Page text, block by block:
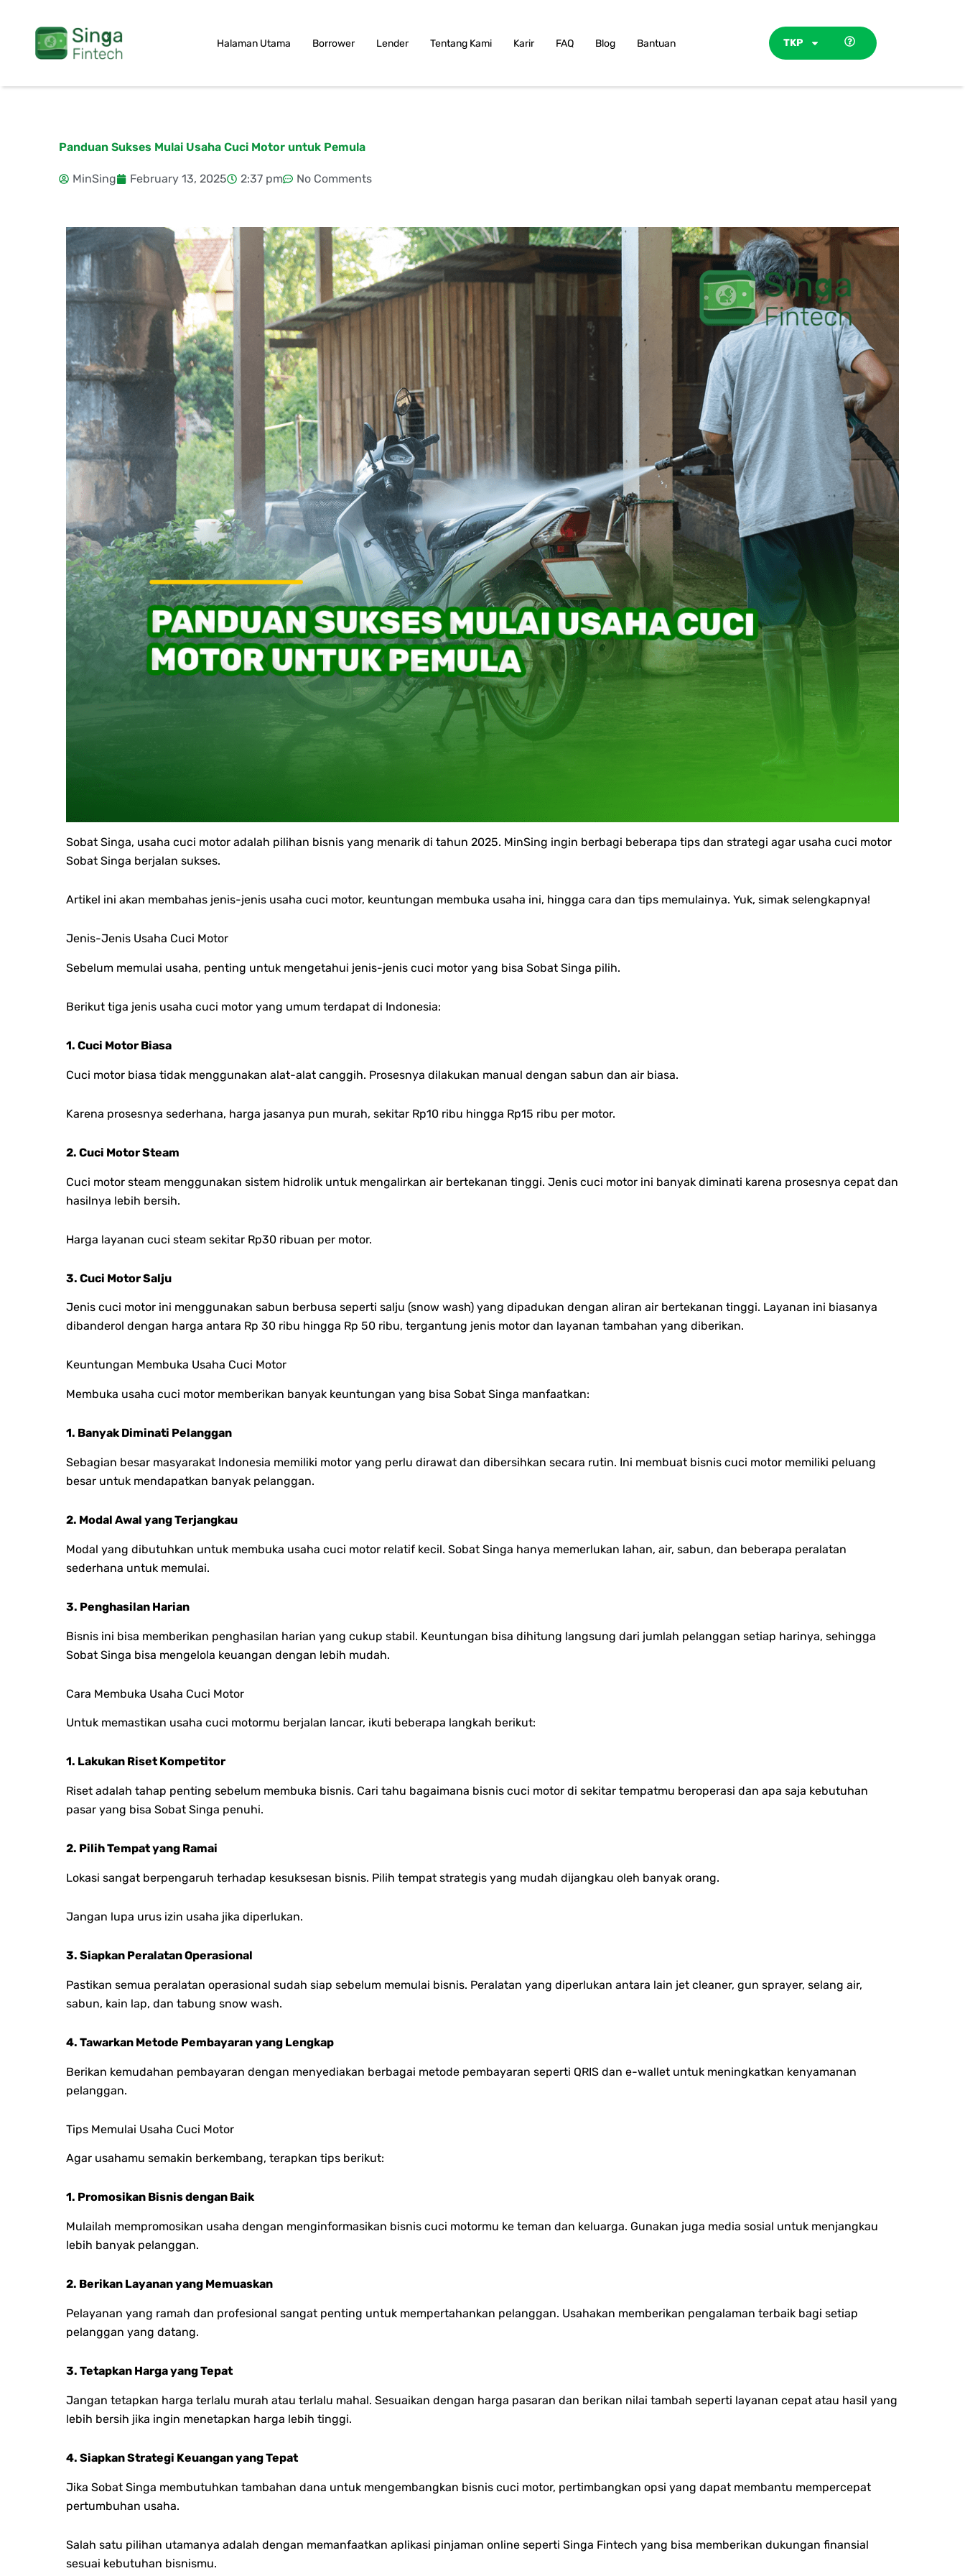
content
Halaman Utama Borrower Lender Tentang Kami Karir FAQ Blog Bantuan TKP
Panduan Sukses Mulai Usaha Cuci Motor untuk Pemula
MinSing February 13, 2025 2:37 pm No Comments
Sobat Singa, usaha cuci motor adalah pilihan bisnis yang menarik di tahun 2025. MinSing ingin berbagi beberapa tips dan strategi agar usaha cuci motor
Sobat Singa berjalan sukses.
Artikel ini akan membahas jenis-jenis usaha cuci motor, keuntungan membuka usaha ini, hingga cara dan tips memulainya. Yuk, simak selengkapnya!
Jenis-Jenis Usaha Cuci Motor
Sebelum memulai usaha, penting untuk mengetahui jenis-jenis cuci motor yang bisa Sobat Singa pilih.
Berikut tiga jenis usaha cuci motor yang umum terdapat di Indonesia:
1. Cuci Motor Biasa
Cuci motor biasa tidak menggunakan alat-alat canggih. Prosesnya dilakukan manual dengan sabun dan air biasa.
Karena prosesnya sederhana, harga jasanya pun murah, sekitar Rp10 ribu hingga Rp15 ribu per motor.
2. Cuci Motor Steam
Cuci motor steam menggunakan sistem hidrolik untuk mengalirkan air bertekanan tinggi. Jenis cuci motor ini banyak diminati karena prosesnya cepat dan
hasilnya lebih bersih.
Harga layanan cuci steam sekitar Rp30 ribuan per motor.
3. Cuci Motor Salju
Jenis cuci motor ini menggunakan sabun berbusa seperti salju (snow wash) yang dipadukan dengan aliran air bertekanan tinggi. Layanan ini biasanya
dibanderol dengan harga antara Rp 30 ribu hingga Rp 50 ribu, tergantung jenis motor dan layanan tambahan yang diberikan.
Keuntungan Membuka Usaha Cuci Motor
Membuka usaha cuci motor memberikan banyak keuntungan yang bisa Sobat Singa manfaatkan:
1. Banyak Diminati Pelanggan
Sebagian besar masyarakat Indonesia memiliki motor yang perlu dirawat dan dibersihkan secara rutin. Ini membuat bisnis cuci motor memiliki peluang
besar untuk mendapatkan banyak pelanggan.
2. Modal Awal yang Terjangkau
Modal yang dibutuhkan untuk membuka usaha cuci motor relatif kecil. Sobat Singa hanya memerlukan lahan, air, sabun, dan beberapa peralatan
sederhana untuk memulai.
3. Penghasilan Harian
Bisnis ini bisa memberikan penghasilan harian yang cukup stabil. Keuntungan bisa dihitung langsung dari jumlah pelanggan setiap harinya, sehingga
Sobat Singa bisa mengelola keuangan dengan lebih mudah.
Cara Membuka Usaha Cuci Motor
Untuk memastikan usaha cuci motormu berjalan lancar, ikuti beberapa langkah berikut:
1. Lakukan Riset Kompetitor
Riset adalah tahap penting sebelum membuka bisnis. Cari tahu bagaimana bisnis cuci motor di sekitar tempatmu beroperasi dan apa saja kebutuhan
pasar yang bisa Sobat Singa penuhi.
2. Pilih Tempat yang Ramai
Lokasi sangat berpengaruh terhadap kesuksesan bisnis. Pilih tempat strategis yang mudah dijangkau oleh banyak orang.
Jangan lupa urus izin usaha jika diperlukan.
3. Siapkan Peralatan Operasional
Pastikan semua peralatan operasional sudah siap sebelum memulai bisnis. Peralatan yang diperlukan antara lain jet cleaner, gun sprayer, selang air,
sabun, kain lap, dan tabung snow wash.
4. Tawarkan Metode Pembayaran yang Lengkap
Berikan kemudahan pembayaran dengan menyediakan berbagai metode pembayaran seperti QRIS dan e-wallet untuk meningkatkan kenyamanan
pelanggan.
Tips Memulai Usaha Cuci Motor
Agar usahamu semakin berkembang, terapkan tips berikut:
1. Promosikan Bisnis dengan Baik
Mulailah mempromosikan usaha dengan menginformasikan bisnis cuci motormu ke teman dan keluarga. Gunakan juga media sosial untuk menjangkau
lebih banyak pelanggan.
2. Berikan Layanan yang Memuaskan
Pelayanan yang ramah dan profesional sangat penting untuk mempertahankan pelanggan. Usahakan memberikan pengalaman terbaik bagi setiap
pelanggan yang datang.
3. Tetapkan Harga yang Tepat
Jangan tetapkan harga terlalu murah atau terlalu mahal. Sesuaikan dengan harga pasaran dan berikan nilai tambah seperti layanan cepat atau hasil yang
lebih bersih jika ingin menetapkan harga lebih tinggi.
4. Siapkan Strategi Keuangan yang Tepat
Jika Sobat Singa membutuhkan tambahan dana untuk mengembangkan bisnis cuci motor, pertimbangkan opsi yang dapat membantu mempercepat
pertumbuhan usaha.
Salah satu pilihan utamanya adalah dengan memanfaatkan aplikasi pinjaman online seperti Singa Fintech yang bisa memberikan dukungan finansial
sesuai kebutuhan bisnismu.